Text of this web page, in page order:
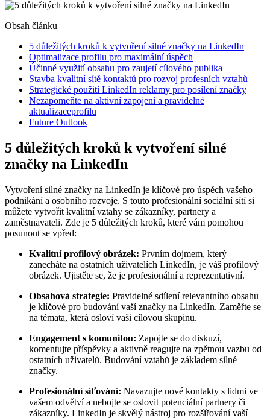
Obsah článku
5 důležitých kroků k vytvoření silné značky na LinkedIn
Optimalizace profilu pro maximální úspěch
Účinné využití obsahu pro zaujetí cílového publika
Stavba kvalitní sítě kontaktů pro rozvoj profesních vztahů
Strategické použití LinkedIn reklamy pro posílení značky
Nezapomeňte na aktivní zapojení a pravidelné
aktualizaceprofilu
Future Outlook
5 důležitých kroků k vytvoření silné
značky na LinkedIn
Vytvoření silné značky na LinkedIn je klíčové pro úspěch vašeho
podnikání a osobního rozvoje. S touto profesionální sociální sítí si
můžete vytvořit kvalitní vztahy se zákazníky, partnery a
zaměstnavateli. Zde je 5 důležitých kroků, které vám pomohou
posunout se vpřed:
Kvalitní profilový obrázek: Prvním dojmem, který
zanecháte na ostatních uživatelích LinkedIn, je váš profilový
obrázek. Ujistěte se, že je profesionální a reprezentativní.
Obsahová strategie: Pravidelné sdílení relevantního obsahu
je klíčové pro budování vaší značky na LinkedIn. Zaměřte se
na témata, která osloví vaši cílovou skupinu.
Engagement s komunitou: Zapojte se do diskuzí,
komentujte příspěvky a aktivně reagujte na zpětnou vazbu od
ostatních uživatelů. Budování vztahů je základem silné
značky.
Profesionální síťování: Navazujte nové kontakty s lidmi ve
vašem odvětví a nebojte se oslovit potenciální partnery či
zákazníky. LinkedIn je skvělý nástroj pro rozšiřování vaší